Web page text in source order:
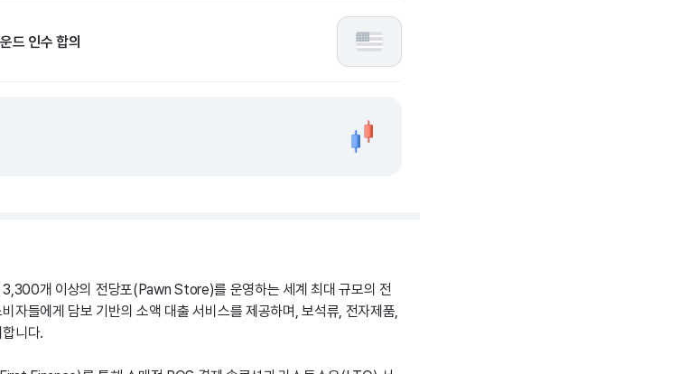
드 인수 합의
개 이상의 전당포(Pawn Store)를 운영하는 세계 최대 규모의 전
자들에게 담보 기반의 소액 대출 서비스를 제공하며, 보석류, 전자제품,
니다.